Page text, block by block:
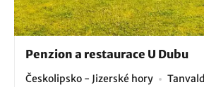
Penzion a restaurace U Dubu
Českolipsko - Jizerské hory Tanvald